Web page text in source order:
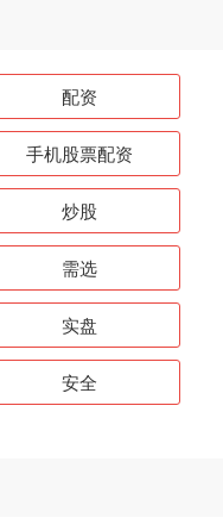
配资
手机股票配资
炒股
需选
实盘
安全